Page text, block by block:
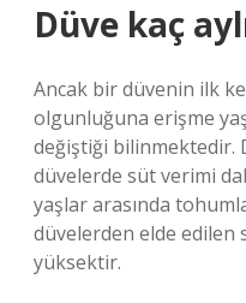
Düve kaç
Ancak bir düvenin ilk
olgunluğuna erişme
değiştiği bilinmektedir.
düvelerde süt verimi
yaşlar arasında
düvelerden elde edilen
yüksektir.